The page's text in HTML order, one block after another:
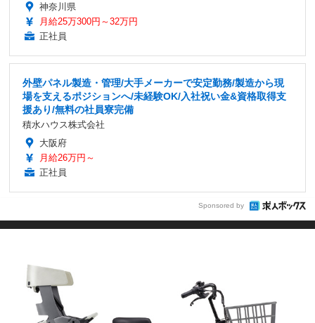
神奈川県
月給25万300円～32万円
正社員
外壁パネル製造・管理/大手メーカーで安定勤務/製造から現
場を支えるポジションへ/未経験OK/入社祝い金&資格取得支
援あり/無料の社員寮完備
積水ハウス株式会社
大阪府
月給26万円～
正社員
Sponsored by